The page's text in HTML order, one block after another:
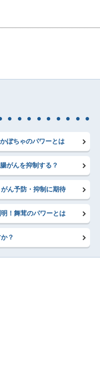
ぼちゃのパワーとは
がんを抑制する？
ん予防・抑制に期待
！舞茸のパワーとは
？